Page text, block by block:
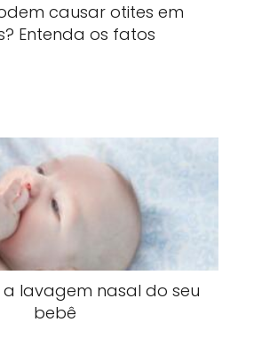
causar otites em
Entenda os fatos
lavagem nasal do seu
bebê